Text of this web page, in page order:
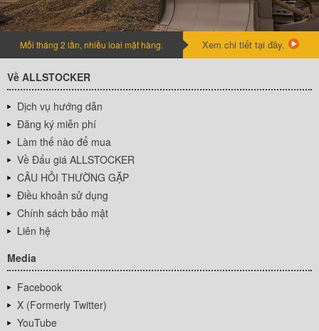
Mỗi tháng 2 lần, nhiều loai mặt hàng. Xem chi tiết tại đây.
Về ALLSTOCKER
Dịch vụ hướng dẫn
Đăng ký miễn phí
Làm thế nào để mua
Về Đấu giá ALLSTOCKER
CÂU HỎI THƯỜNG GẶP
Điều khoản sử dụng
Chính sách bảo mật
Liên hệ
Media
Facebook
X (Formerly Twitter)
YouTube